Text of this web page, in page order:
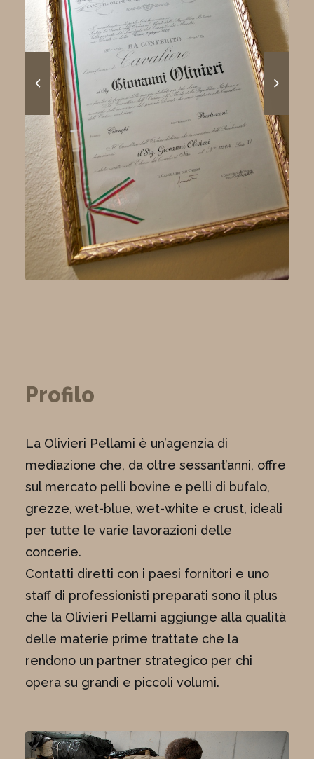
Profilo
La Olivieri Pellami è un’agenzia di
mediazione che, da oltre sessant’anni, offre
sul mercato pelli bovine e pelli di bufalo,
grezze, wet-blue, wet-white e crust, ideali
per tutte le varie lavorazioni delle
concerie.
Contatti diretti con i paesi fornitori e uno
staff di professionisti preparati sono il plus
che la Olivieri Pellami aggiunge alla qualità
delle materie prime trattate che la
rendono un partner strategico per chi
opera su grandi e piccoli volumi.